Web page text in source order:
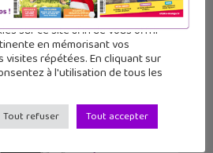
sur ce site afin de vous offrir
en mémorisant vos
répétées. En cliquant sur
à l'utilisation de tous les
Tout refuser Tout accepter